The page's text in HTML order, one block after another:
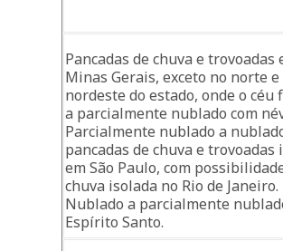
Pancadas de chuva e trovoadas
Minas Gerais, exceto no norte e
nordeste do estado, onde o céu
a parcialmente nublado com
Parcialmente nublado a
pancadas de chuva e trovoadas
em São Paulo, com
chuva isolada no Rio de Janeiro.
Nublado a parcialmente
Espírito Santo.